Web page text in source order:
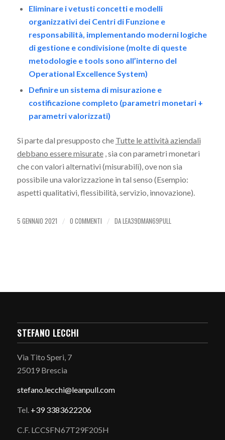
Eliminare i vetusti concetti e modelli
organizzativi dei Centri di Funzione e
responsabilità, implementando moderni logiche
di gestione e condivisione (molte di queste
metodologie e tools sono all’interno del
Operational Excellence System)
Definire un sistema di misurazione e
costificazione completo (parametri monetari +
parametri valorizzati)
Si parte dal presupposto che Tutte le attività aziendali
debbano essere misurate, sia con parametri monetari
che con valori alternativi (misurabili), ove non sia
possibile una valorizzazione in tal senso (Esempio:
aspetti qualitativi, flessibilità, servizio, innovazione).
5 GENNAIO 2021 / 0 COMMENTI / DALEA39DMAN69PULL
STEFANO LECCHI
Via Tito Speri, 7
25019 Brescia
stefano.lecchi@leanpull.com
Tel. +39 3383622206
C.F. LCCSFN67T29F205H